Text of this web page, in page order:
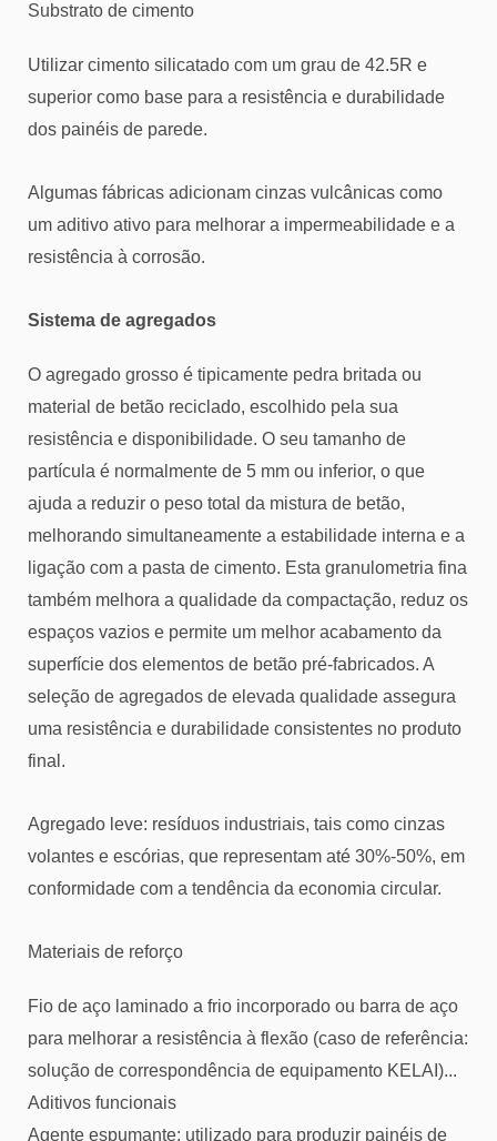
Substrato de cimento
Utilizar cimento silicatado com um grau de 42.5R e
superior como base para a resistência e durabilidade
dos painéis de parede.
Algumas fábricas adicionam cinzas vulcânicas como
um aditivo ativo para melhorar a impermeabilidade e a
resistência à corrosão.
Sistema de agregados
O agregado grosso é tipicamente pedra britada ou
material de betão reciclado, escolhido pela sua
resistência e disponibilidade. O seu tamanho de
partícula é normalmente de 5 mm ou inferior, o que
ajuda a reduzir o peso total da mistura de betão,
melhorando simultaneamente a estabilidade interna e a
ligação com a pasta de cimento. Esta granulometria fina
também melhora a qualidade da compactação, reduz os
espaços vazios e permite um melhor acabamento da
superfície dos elementos de betão pré-fabricados. A
seleção de agregados de elevada qualidade assegura
uma resistência e durabilidade consistentes no produto
final.
Agregado leve: resíduos industriais, tais como cinzas
volantes e escórias, que representam até 30%-50%, em
conformidade com a tendência da economia circular.
Materiais de reforço
Fio de aço laminado a frio incorporado ou barra de aço
para melhorar a resistência à flexão (caso de referência:
solução de correspondência de equipamento KELAI)...
Aditivos funcionais
Agente espumante: utilizado para produzir painéis de